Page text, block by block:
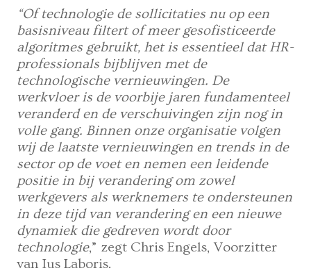
“Of technologie de sollicitaties nu op een
basisniveau filtert of meer gesofisticeerde
algoritmes gebruikt, het is essentieel dat HR-
professionals bijblijven met de
technologische vernieuwingen. De
werkvloer is de voorbije jaren fundamenteel
veranderd en de verschuivingen zijn nog in
volle gang. Binnen onze organisatie volgen
wij de laatste vernieuwingen en trends in de
sector op de voet en nemen een leidende
positie in bij verandering om zowel
werkgevers als werknemers te ondersteunen
in deze tijd van verandering en een nieuwe
dynamiek die gedreven wordt door
technologie,” zegt Chris Engels, Voorzitter
van Ius Laboris.